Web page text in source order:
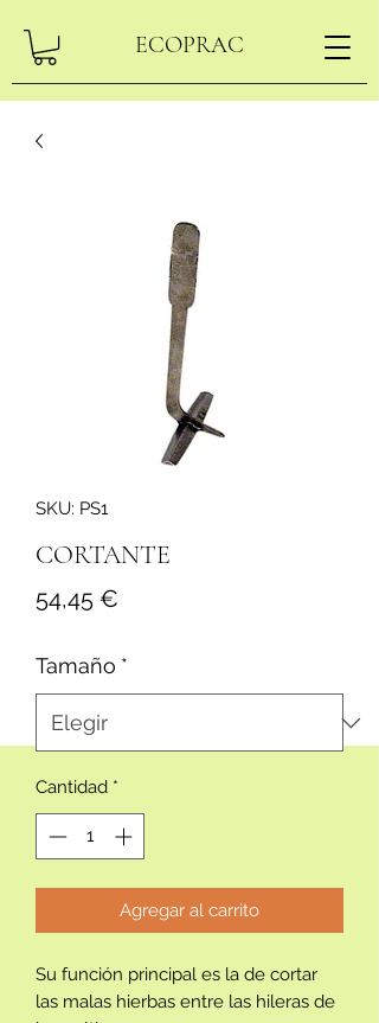
ECOPRAC
SKU: PS1
CORTANTE
54,45 €
Tamaño *
Cantidad *
Agregar al carrito
Su función principal es la de cortar
las malas hierbas entre las hileras de